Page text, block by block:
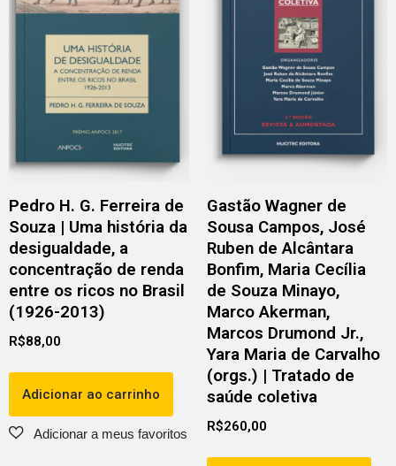
Pedro H. G. Ferreira de
Souza | Uma história da
desigualdade, a
concentração de renda
entre os ricos no Brasil
(1926-2013)
R$88,00
Adicionar ao carrinho
Gastão Wagner de
Sousa Campos, José
Ruben de Alcântara
Bonfim, Maria Cecília
de Souza Minayo,
Marco Akerman,
Marcos Drumond Jr.,
Yara Maria de Carvalho
(orgs.) | Tratado de
saúde coletiva
R$260,00